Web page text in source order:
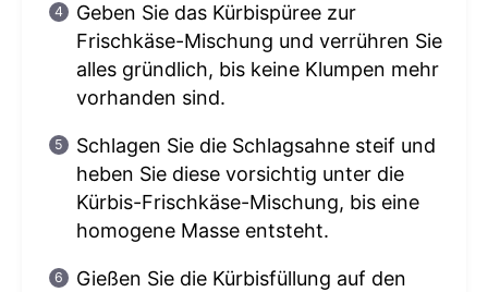
Geben Sie das Kürbispüree zur
Frischkäse-Mischung und verrühren Sie
alles gründlich, bis keine Klumpen mehr
vorhanden sind.
Schlagen Sie die Schlagsahne steif und
heben Sie diese vorsichtig unter die
Kürbis-Frischkäse-Mischung, bis eine
homogene Masse entsteht.
Gießen Sie die Kürbisfüllung auf den